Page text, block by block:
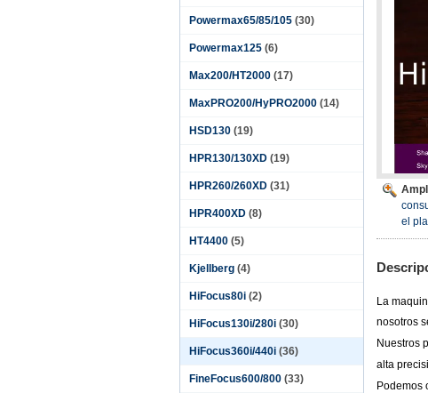
Powermax65/85/105 (30)
Powermax125 (6)
Max200/HT2000 (17)
MaxPRO200/HyPRO2000 (14)
HSD130 (19)
HPR130/130XD (19)
HPR260/260XD (31)
HPR400XD (8)
HT4400 (5)
Kjellberg (4)
HiFocus80i (2)
HiFocus130i/280i (30)
HiFocus360i/440i (36)
FineFocus600/800 (33)
el
La
nosotros
Nuestros
alta
Podemos